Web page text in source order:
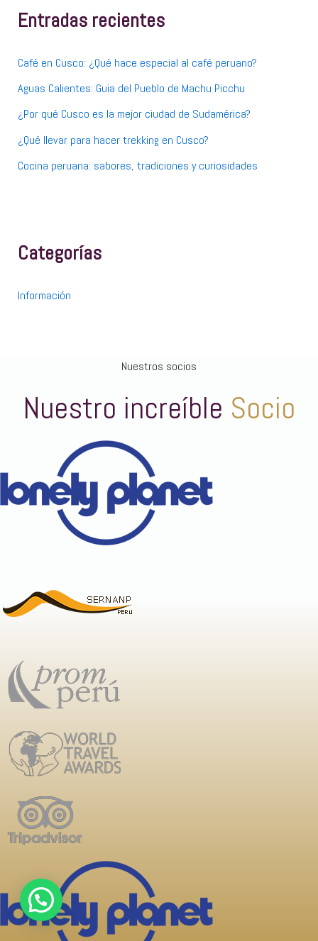
p
o
Entradas recientes
Café en Cusco: ¿Qué hace especial al café peruano?
Aguas Calientes: Guia del Pueblo de Machu Picchu
¿Por qué Cusco es la mejor ciudad de Sudamérica?
¿Qué llevar para hacer trekking en Cusco?
Cocina peruana: sabores, tradiciones y curiosidades
Categorías
Información
Nuestros socios
Nuestro increíble Socio